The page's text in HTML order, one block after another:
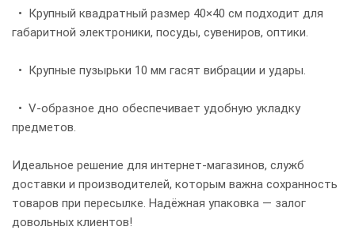
• Крупный квадратный размер 40×40 см подходит для
габаритной электроники, посуды, сувениров, оптики.
• Крупные пузырьки 10 мм гасят вибрации и удары.
• V-образное дно обеспечивает удобную укладку
предметов.
Идеальное решение для интернет-магазинов, служб
доставки и производителей, которым важна сохранность
товаров при пересылке. Надёжная упаковка — залог
довольных клиентов!